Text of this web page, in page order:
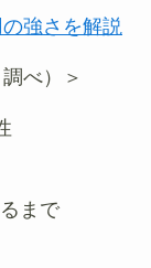
強さを解説
べ）＞
まで